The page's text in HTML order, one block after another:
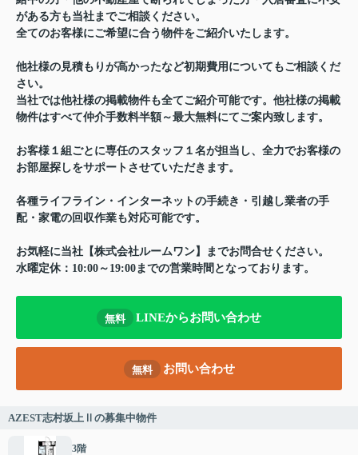
がある方も当社までご相談ください。
全てのお客様にご希望に合う物件をご紹介いたします。
他社様の見積もりが高かったなど初期費用についてもご相談くだ
さい。
当社では他社様の掲載物件も全てご紹介可能です。他社様の掲載
物件はすべて仲介手数料半額～最大無料にてご案内致します。
お客様１組ごとに専任のスタッフ１名が担当し、全力でお客様の
お部屋探しをサポートさせていただきます。
各種ライフライン・インターネットの手続き・引越し業者の手
配・家電の回収作業も対応可能です。
お気軽に当社【株式会社ルームワン】までお問合せください。
水曜定休：10:00～19:00までの営業時間となっております。
無料 LINEからお問い合わせ
無料 お問い合わせ
AZEST志村坂上Ⅱの募集中物件
3階